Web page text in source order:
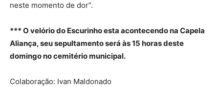
neste momento de dor”.
*** O velório do Escurinho esta acontecendo na Capela
Aliança, seu sepultamento será às 15 horas deste
domingo no cemitério municipal.
Colaboração: Ivan Maldonado